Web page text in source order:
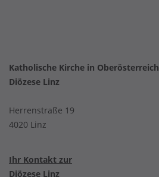
Katholische Kirche in Oberösterreich
Diözese Linz
Herrenstraße 19
4020 Linz
Ihr Kontakt zur
Diözese Linz